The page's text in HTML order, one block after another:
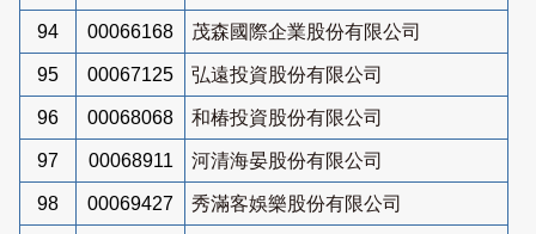
94 00066168 茂森國際企業股份有限公司
95 00067125 弘遠投資股份有限公司
96 00068068 和椿投資股份有限公司
97 00068911 河清海晏股份有限公司
98 00069427 秀滿客娛樂股份有限公司